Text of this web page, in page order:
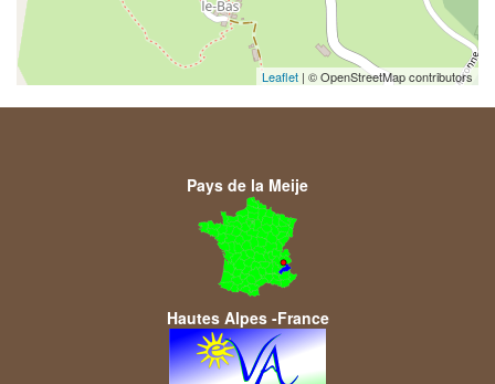
Leaflet | © OpenStreetMap contributors
Pays de la Meije
Hautes Alpes -France